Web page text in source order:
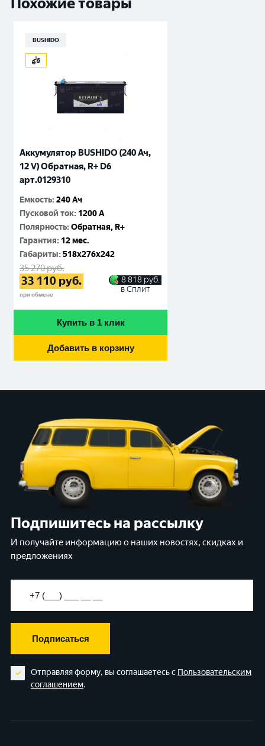
BUSHIDO
Аккумулятор BUSHIDO (240 Ач,
12 V) Обратная, R+ D6
арт.0129310
Емкость:240 Ач
Пусковой ток: 1200 A
Полярность:Обратная, R+
Гарантия: 12 мес.
Габариты:518x276x242
35 270руб.
33 110 руб.
при обмене
8 818 руб.
в Сплит
Купить в 1 клик
Добавить в корзину
Подпишитесь на рассылку
И получайте информацию о наших новостях, скидках и
предложениях
Подписаться
Отправляя форму, вы соглашаетесь с Пользовательским
соглашением.